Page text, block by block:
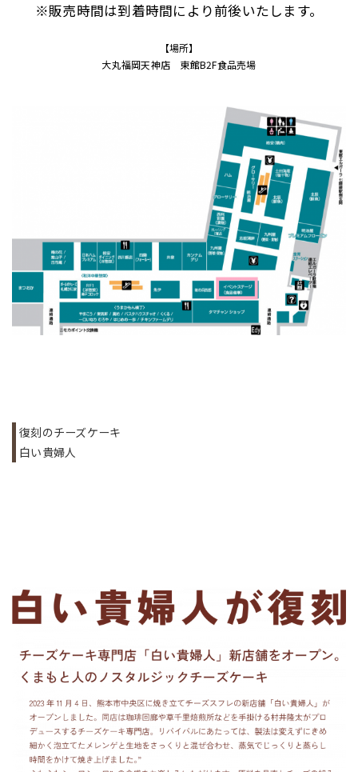
※販売時間は到着時間により前後いたします。
【場所】
大丸福岡天神店 東館B2F食品売場
復刻のチーズケーキ
白い貴婦人